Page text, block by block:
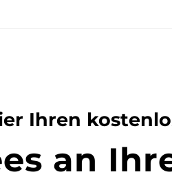
Ihren
an